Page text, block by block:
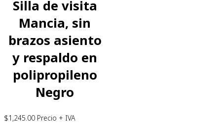
Silla de visita
Mancia, sin
brazos asiento
y respaldo en
polipropileno
Negro
$1,245.00 Precio + IVA